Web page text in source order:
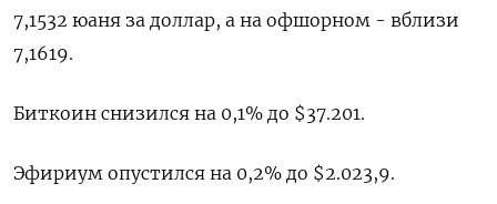
7,1532 юаня за доллар, а на офшорном - вблизи
7,1619.
Биткоин снизился на 0,1% до $37.201.
Эфириум опустился на 0,2% до $2.023,9.